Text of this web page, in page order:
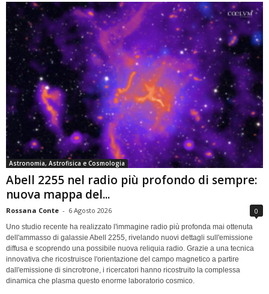
Astronomia, Astrofisica e Cosmologia
Abell 2255 nel radio più profondo di sempre:
nuova mappa del...
Rossana Conte - 6 Agosto 2026 0
Uno studio recente ha realizzato l'immagine radio più profonda mai ottenuta
dell'ammasso di galassie Abell 2255, rivelando nuovi dettagli sull'emissione
diffusa e scoprendo una possibile nuova reliquia radio. Grazie a una tecnica
innovativa che ricostruisce l'orientazione del campo magnetico a partire
dall'emissione di sincrotrone, i ricercatori hanno ricostruito la complessa
dinamica che plasma questo enorme laboratorio cosmico.